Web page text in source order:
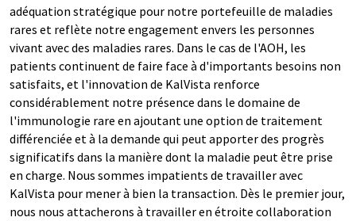
adéquation stratégique pour notre portefeuille de maladies
rares et reflète notre engagement envers les personnes
vivant avec des maladies rares. Dans le cas de l'AOH, les
patients continuent de faire face à d'importants besoins non
satisfaits, et l'innovation de KalVista renforce
considérablement notre présence dans le domaine de
l'immunologie rare en ajoutant une option de traitement
différenciée et à la demande qui peut apporter des progrès
significatifs dans la manière dont la maladie peut être prise
en charge. Nous sommes impatients de travailler avec
KalVista pour mener à bien la transaction. Dès le premier jour,
nous nous attacherons à travailler en étroite collaboration